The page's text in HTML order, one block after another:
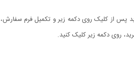
پس از کلیک روی دکمه زیر و تکمیل فرم سفارش،
روی دکمه زیر کلیک کنید.